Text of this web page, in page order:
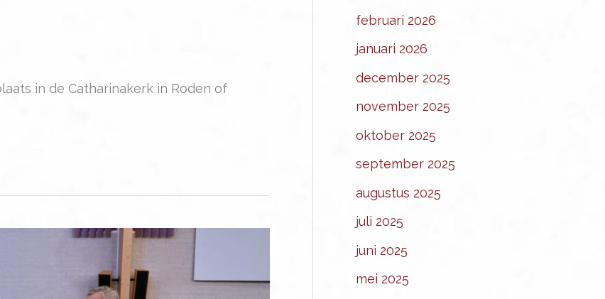
in de Catharinakerk in Roden of
februari 2026
januari 2026
december 2025
november 2025
oktober 2025
september 2025
augustus 2025
juli 2025
juni 2025
mei 2025